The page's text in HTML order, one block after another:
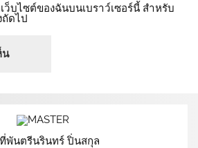
ว็บไซต์ของฉันบนเบราว์เซอร์นี้ สำหรับ
ดไป
พันตรีนรินทร์ ปิ่นสกุล